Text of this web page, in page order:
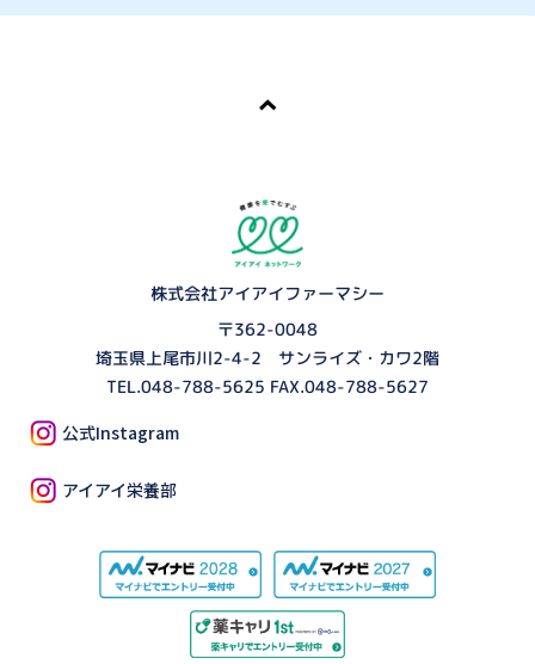
株式会社アイアイファーマシー
〒362-0048
埼玉県上尾市川2-4-2 サンライズ・カワ2階
TEL.048-788-5625 FAX.048-788-5627
公式Instagram
アイアイ栄養部